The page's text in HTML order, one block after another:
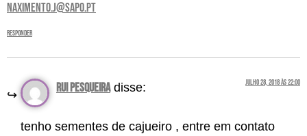
Naximento.j@sapo.pt
Responder
rui pesqueira disse: julho 28, 2018 às 22:00
tenho sementes de cajueiro , entre em contato